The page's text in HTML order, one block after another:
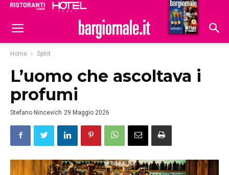
Hoteldomani
Home Spirit
L’uomo che ascoltava i
profumi
Stefano Nincevich 29 Maggio 2026